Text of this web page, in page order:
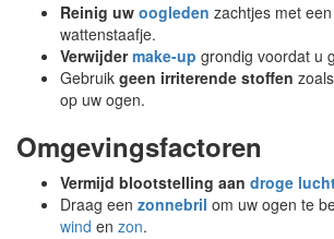
Reinig uw oogleden zachtjes met
wattenstaafje.
Verwijdermake-up grondig voordat u
Gebruik geen irriterende stoffen
op uw ogen.
Omgevingsfactoren
Vermijd blootstelling aan droge
Draag een zonnebril om uw ogen te
wind en zon.